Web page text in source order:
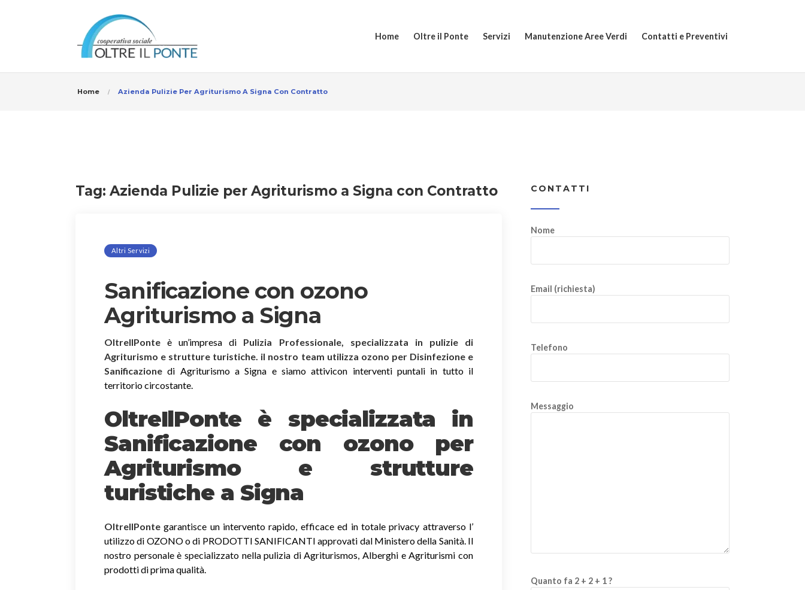
Home Oltre il Ponte Servizi Manutenzione Aree Verdi Contatti e Preventivi
Home Azienda Pulizie Per Agriturismo A Signa Con Contratto
Tag: Azienda Pulizie per Agriturismo a Signa con Contratto
Altri Servizi
Sanificazione con ozono
Agriturismo a Signa
OltreIlPonte è un’impresa di Pulizia Professionale, specializzata in pulizie di
Agriturismo e strutture turistiche. il nostro team utilizza ozono per Disinfezione e
Sanificazione di Agriturismo a Signa e siamo attivicon interventi puntali in tutto il
territorio circostante.
OltreIlPonte è specializzata in
Sanificazione con ozono per
Agriturismo e strutture
turistiche a Signa
OltreIlPonte garantisce un intervento rapido, efficace ed in totale privacy attraverso l’
utilizzo di OZONO o di PRODOTTI SANIFICANTI approvati dal Ministero della Sanità. Il
nostro personale è specializzato nella pulizia di Agriturismos, Alberghi e Agriturismi con
prodotti di prima qualità.
CONTATTI
Nome
Email (richiesta)
Telefono
Messaggio
Quanto fa 2 + 2 + 1 ?